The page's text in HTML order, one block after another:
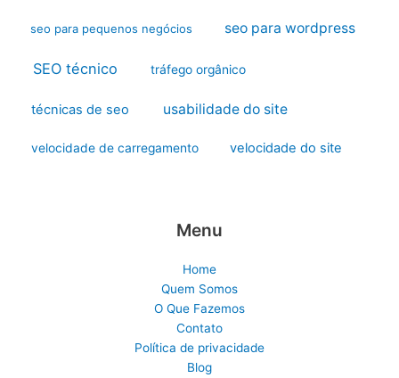
seo para pequenos negócios seo para wordpress
SEO técnico tráfego orgânico
técnicas de seo usabilidade do site
velocidade de carregamento velocidade do site
Menu
Home
Quem Somos
O Que Fazemos
Contato
Política de privacidade
Blog